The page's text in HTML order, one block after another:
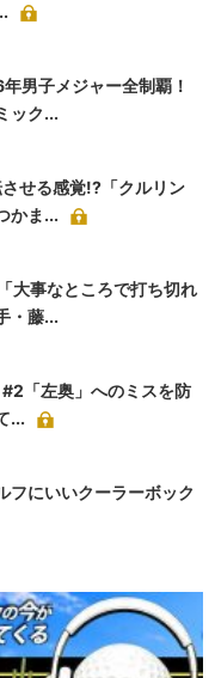
男子メジャー全制覇！
ック...
せる感覚!?「クルリン
かま...
大事なところで打ち切れ
・藤...
#2「左奥」へのミスを防
...
フにいいクーラーボック